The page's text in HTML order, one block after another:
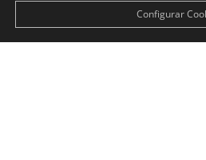
Configurar